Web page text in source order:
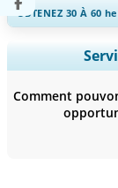
OBTENEZ 30 À 60
Ampliar a
Perfis de
Comment